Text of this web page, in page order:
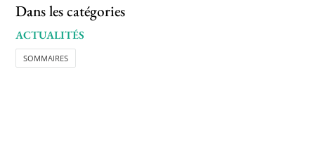
Dans les catégories
ACTUALITÉS
SOMMAIRES